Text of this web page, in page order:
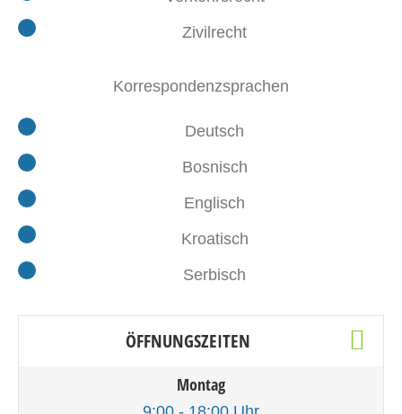
Zivilrecht
Korrespondenzsprachen
Deutsch
Bosnisch
Englisch
Kroatisch
Serbisch
ÖFFNUNGSZEITEN
Montag